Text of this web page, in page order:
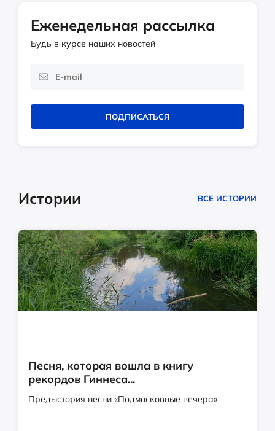
Еженедельная рассылка
Будь в курсе наших новостей
ПОДПИСАТЬСЯ
Истории ВСЕ ИСТОРИИ
Песня, которая вошла в книгу
рекордов Гиннеса...
Предыстория песни «Подмосковные вечера»